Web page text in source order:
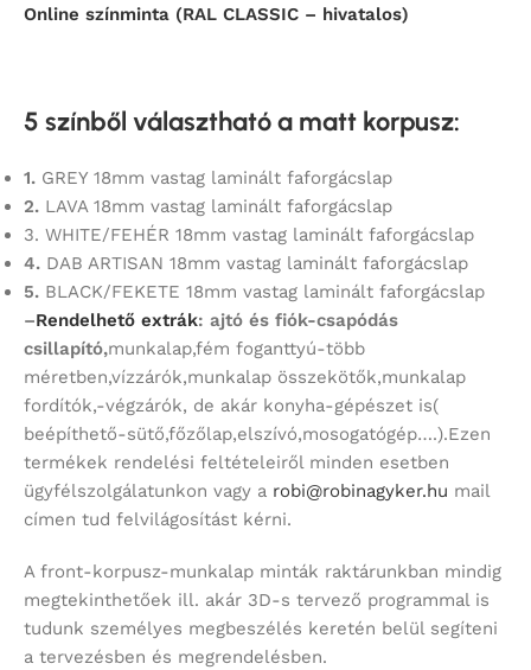
Online színminta (RAL CLASSIC – hivatalos)
5 színből választható a matt korpusz:
1. GREY 18mm vastag laminált faforgácslap
2. LAVA 18mm vastag laminált faforgácslap
3. WHITE/FEHÉR 18mm vastag laminált faforgácslap
4. DAB ARTISAN 18mm vastag laminált faforgácslap
5. BLACK/FEKETE 18mm vastag laminált faforgácslap
–Rendelhető extrák: ajtó és fiók-csapódás
csillapító,munkalap,fém foganttyú-több
méretben,vízzárók,munkalap összekötők,munkalap
fordítók,-végzárók, de akár konyha-gépészet is(
beépíthető-sütő,főzőlap,elszívó,mosogatógép….).Ezen
termékek rendelési feltételeiről minden esetben
ügyfélszolgálatunkon vagy a robi@robinagyker.hu mail
címen tud felvilágosítást kérni.
A front-korpusz-munkalap minták raktárunkban mindig
megtekinthetőek ill. akár 3D-s tervező programmal is
tudunk személyes megbeszélés keretén belül segíteni
a tervezésben és megrendelésben.